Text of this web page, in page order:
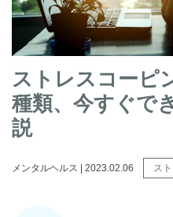
ストレスコーピ
種類、今すぐで
説
メンタルヘルス | 2023.02.06 ス